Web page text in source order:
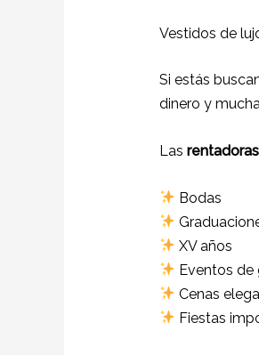
Vestidos de
Si estás
dinero y
Las
Bodas
XV años
Eventos de
Cenas
Fiestas